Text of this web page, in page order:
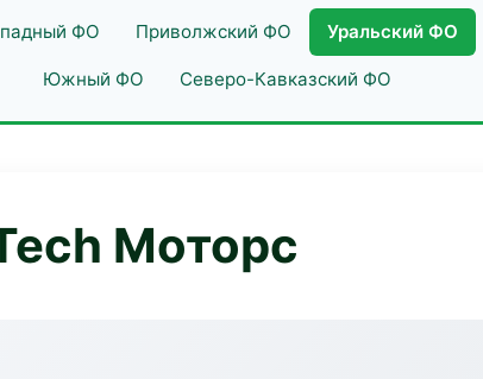
ФО Приволжский ФО Уральский ФО
Южный ФО Северо-Кавказский ФО
Моторс